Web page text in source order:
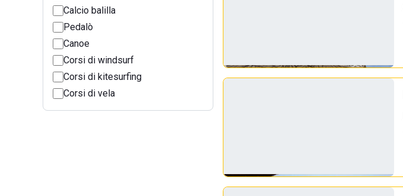
Calcio balilla
Pedalò
Canoe
Corsi di windsurf
Corsi di kitesurfing
Corsi di vela